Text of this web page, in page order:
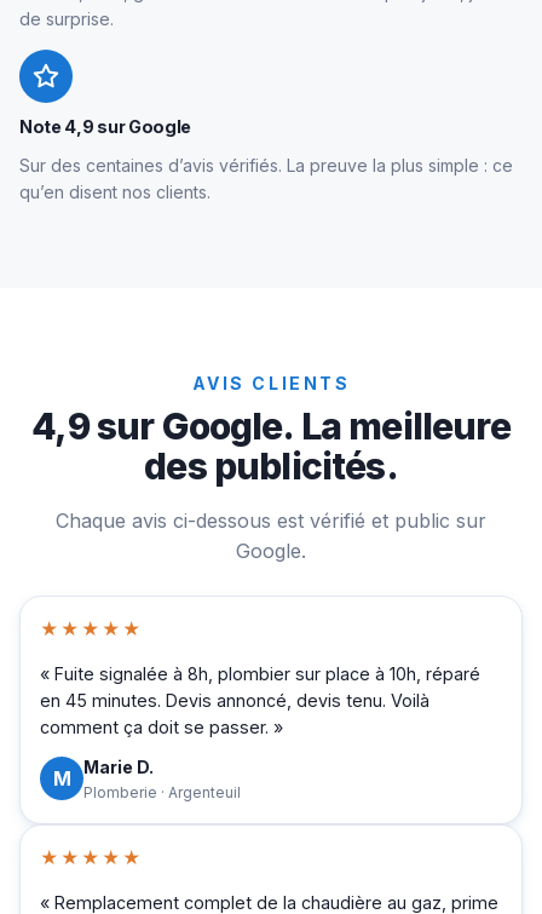
de surprise.
Note 4,9 sur Google
Sur des centaines d’avis vérifiés. La preuve la plus simple : ce
qu’en disent nos clients.
AVIS CLIENTS
4,9 sur Google. La meilleure
des publicités.
Chaque avis ci-dessous est vérifié et public sur
Google.
★★★★★
« Fuite signalée à 8h, plombier sur place à 10h, réparé
en 45 minutes. Devis annoncé, devis tenu. Voilà
comment ça doit se passer. »
M Marie D.
Plomberie · Argenteuil
★★★★★
« Remplacement complet de la chaudière au gaz, prime